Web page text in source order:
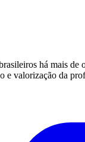
há mais de
e valorização da